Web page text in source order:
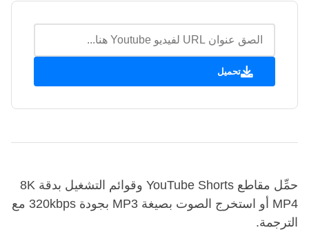
تحميل
حمِّل مقاطع YouTube Shorts وقوائم التشغيل بدقة 8K
MP4 أو استخرج الصوت بصيغة MP3 بجودة 320kbps مع
الترجمة.